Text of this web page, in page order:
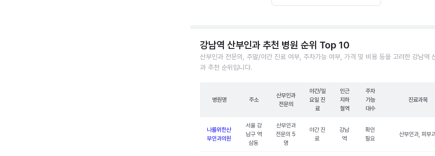
강남역 산부인과 추천 병원 순위 Top 10
산부인과 전문의, 주말/야간 진료 여부, 주차가능 여부, 가격 및 비용 등을 고려한 강남역
과 추천 순위입니다.
병원명 주소
산부인과
전문의
야간/일
요일 진
료
인근
지하
철역
주차
가능
대수
진료과목
나를위한산
부인과의원
서울 강
남구 역
삼동
산부인과
전문의 5
명
야간 진
료
강남
역
확인
필요
산부인과, 피부